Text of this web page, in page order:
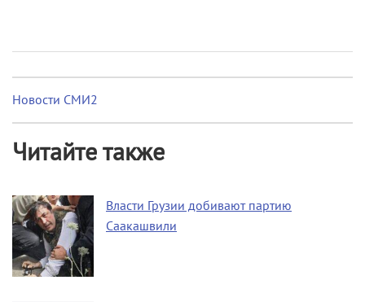
Новости СМИ2
Читайте также
Власти Грузии добивают партию
Саакашвили